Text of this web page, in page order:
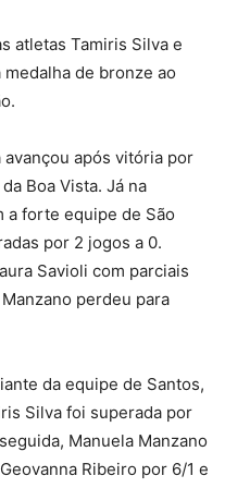
atletas Tamiris Silva e
de bronze ao
após vitória por
Boa Vista. Já na
a forte equipe de São
por 2 jogos a 0.
Savioli com parciais
perdeu para
da equipe de Santos,
Silva foi superada por
Manuela Manzano
Ribeiro por 6/1 e